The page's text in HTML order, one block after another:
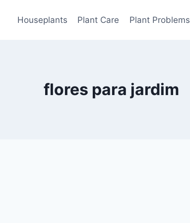
Houseplants Plant Care Plant Problems
flores para jardim